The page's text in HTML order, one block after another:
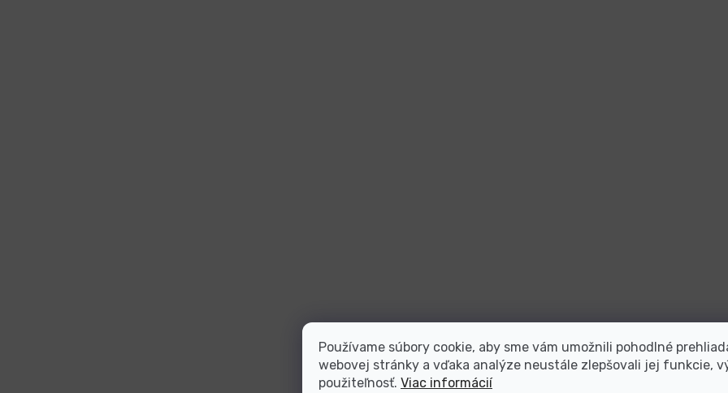
Používame súbory cookie, aby sme vám umožnili pohodlné
webovej stránky a vďaka analýze neustále zlepšovali jej funkcie,
použiteľnosť. Viac informácií